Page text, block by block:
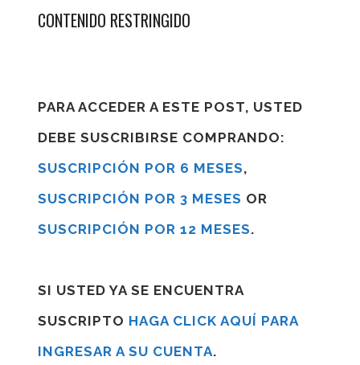
CONTENIDO RESTRINGIDO
PARA ACCEDER A ESTE POST, USTED
DEBE SUSCRIBIRSE COMPRANDO:
SUSCRIPCIÓN POR 6 MESES,
SUSCRIPCIÓN POR 3 MESES OR
SUSCRIPCIÓN POR 12 MESES.
SI USTED YA SE ENCUENTRA
SUSCRIPTO HAGA CLICK AQUÍ PARA
INGRESAR A SU CUENTA.